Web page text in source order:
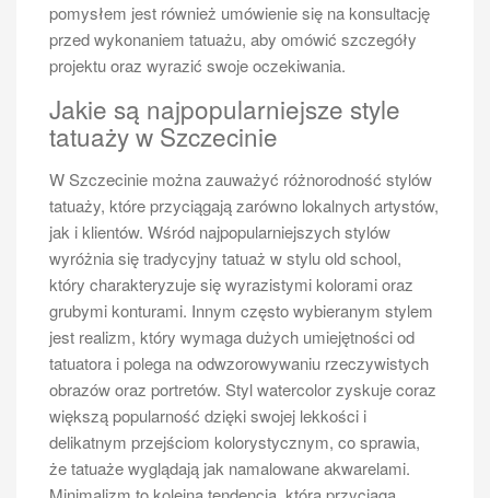
pomysłem jest również umówienie się na konsultację
przed wykonaniem tatuażu, aby omówić szczegóły
projektu oraz wyrazić swoje oczekiwania.
Jakie są najpopularniejsze style
tatuaży w Szczecinie
W Szczecinie można zauważyć różnorodność stylów
tatuaży, które przyciągają zarówno lokalnych artystów,
jak i klientów. Wśród najpopularniejszych stylów
wyróżnia się tradycyjny tatuaż w stylu old school,
który charakteryzuje się wyrazistymi kolorami oraz
grubymi konturami. Innym często wybieranym stylem
jest realizm, który wymaga dużych umiejętności od
tatuatora i polega na odwzorowywaniu rzeczywistych
obrazów oraz portretów. Styl watercolor zyskuje coraz
większą popularność dzięki swojej lekkości i
delikatnym przejściom kolorystycznym, co sprawia,
że tatuaże wyglądają jak namalowane akwarelami.